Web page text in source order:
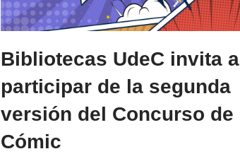
Bibliotecas UdeC invita a
participar de la segunda
versión del Concurso de
Cómic